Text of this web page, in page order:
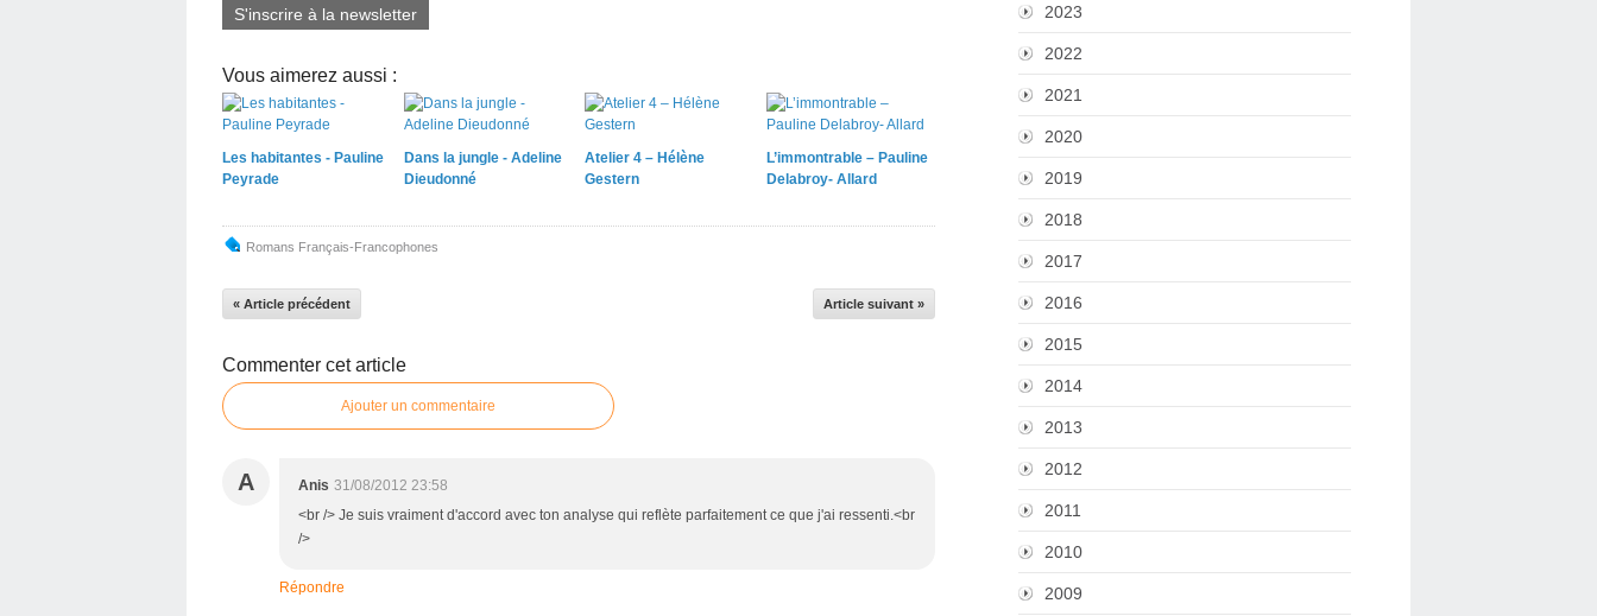
S'inscrire à la newsletter
Vous aimerez aussi :
Les habitantes - Pauline
Peyrade
Dans la jungle - Adeline
Dieudonné
Atelier 4 – Hélène
Gestern
L’immontrable – Pauline
Delabroy- Allard
Romans Français-Francophones
« Article précédent Article suivant »
Commenter cet article
Ajouter un commentaire
A Anis 31/08/2012 23:58
<br /> Je suis vraiment d'accord avec ton analyse qui reflète parfaitement ce que j'ai ressenti.<br
/>
Répondre
2023
2022
2021
2020
2019
2018
2017
2016
2015
2014
2013
2012
2011
2010
2009